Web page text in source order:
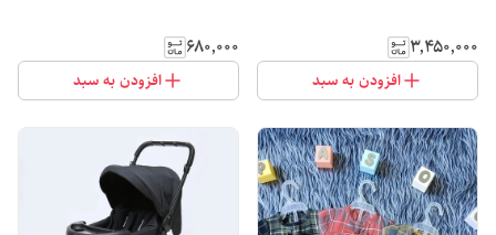
۳٬۴۵۰٬۰۰۰
افزودن به سبد
۶۸۰٬۰۰۰
افزودن به سبد